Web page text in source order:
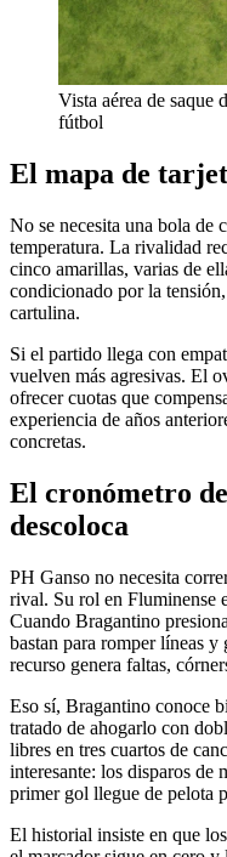
Vista aérea de saque
fútbol
El mapa de
No se necesita una bola de
temperatura. La rivalidad
cinco amarillas, varias de
condicionado por la
cartulina.
Si el partido llega con
vuelven más agresivas. El
ofrecer cuotas que
experiencia de años
concretas.
El cronómetro
descoloca
PH Ganso no necesita
rival. Su rol en Fluminense
Cuando Bragantino
bastan para romper líneas y
recurso genera faltas,
Eso sí, Bragantino conoce
tratado de ahogarlo con
libres en tres cuartos de
interesante: los disparos de
primer gol llegue de pelota
El historial insiste en que